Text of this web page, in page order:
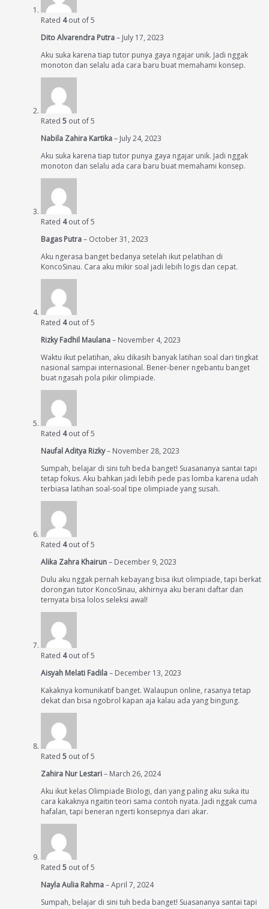
Rated 4out of 5
Dito Alvarendra Putra– July 17, 2023
Aku suka karena tiap tutor punya gaya ngajar unik. Jadi nggak
monoton dan selalu ada cara baru buat memahami konsep.
Rated 5 out of 5
Nabila Zahira Kartika– July 24, 2023
Aku suka karena tiap tutor punya gaya ngajar unik. Jadi nggak
monoton dan selalu ada cara baru buat memahami konsep.
Rated 4out of 5
Bagas Putra– October 31, 2023
Aku ngerasa banget bedanya setelah ikut pelatihan di
KoncoSinau. Cara aku mikir soal jadi lebih logis dan cepat.
Rated 4out of 5
Rizky Fadhil Maulana– November 4, 2023
Waktu ikut pelatihan, aku dikasih banyak latihan soal dari tingkat
nasional sampai internasional. Bener-bener ngebantu banget
buat ngasah pola pikir olimpiade.
Rated 4out of 5
Naufal Aditya Rizky– November 28, 2023
Sumpah, belajar di sini tuh beda banget! Suasananya santai tapi
tetap fokus. Aku bahkan jadi lebih pede pas lomba karena udah
terbiasa latihan soal-soal tipe olimpiade yang susah.
Rated 4out of 5
Alika Zahra Khairun– December 9, 2023
Dulu aku nggak pernah kebayang bisa ikut olimpiade, tapi berkat
dorongan tutor KoncoSinau, akhirnya aku berani daftar dan
ternyata bisa lolos seleksi awal!
Rated 4out of 5
Aisyah Melati Fadila– December 13, 2023
Kakaknya komunikatif banget. Walaupun online, rasanya tetap
dekat dan bisa ngobrol kapan aja kalau ada yang bingung.
Rated 5 out of 5
Zahira Nur Lestari– March 26, 2024
Aku ikut kelas Olimpiade Biologi, dan yang paling aku suka itu
cara kakaknya ngaitin teori sama contoh nyata. Jadi nggak cuma
hafalan, tapi beneran ngerti konsepnya dari akar.
Rated 5 out of 5
Nayla Aulia Rahma–April 7, 2024
Sumpah, belajar di sini tuh beda banget! Suasananya santai tapi